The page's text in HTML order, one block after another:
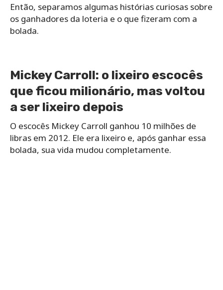
Então, separamos algumas histórias curiosas sobre
os ganhadores da loteria e o que fizeram com a
bolada.
Mickey Carroll: o lixeiro escocês
que ficou milionário, mas voltou
a ser lixeiro depois
O escocês Mickey Carroll ganhou 10 milhões de
libras em 2012. Ele era lixeiro e, após ganhar essa
bolada, sua vida mudou completamente.